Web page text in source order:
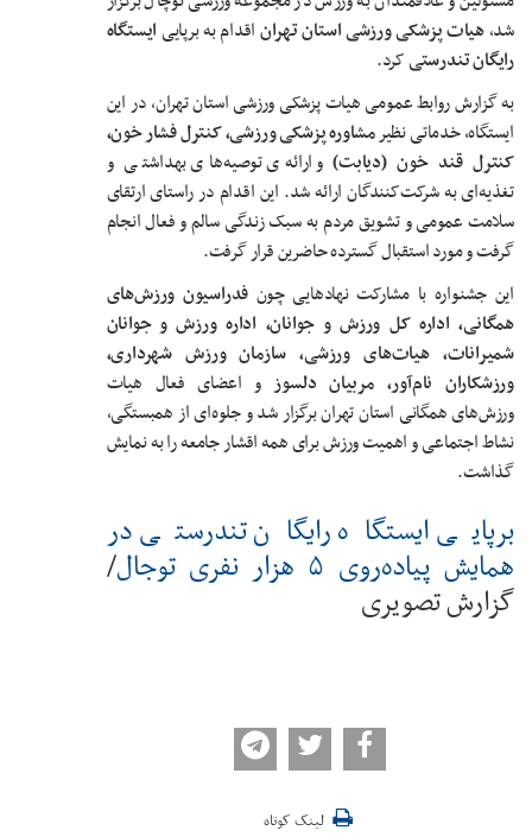
شد،هیات پزشکی ورزشی استان تهراناقدام به برپاییایستگاه
رایگان تندرستیکرد.
به گزارش روابط عمومی هیات پزشکی ورزشی استان تهران، در این
ایستگاه، خدماتی نظیرمشاوره پزشکی ورزشی، کنترل فشار خون،
کنترل قند خون (دیابت)و ارائه‌ی توصیه‌های بهداشتی و
تغذیه‌ای به شرکت‌کنندگان ارائه شد. این اقدام در راستای ارتقای
سلامت عمومی و تشویق مردم به سبک زندگی سالم و فعال انجام
گرفت و مورد استقبال گسترده حاضرین قرار گرفت.
این جشنواره با مشارکت نهادهایی چون فدراسیون ورزش‌های
همگانی، اداره کل ورزش و جوانان، اداره ورزش و جوانان
شمیرانات، هیات‌های ورزشی، سازمان ورزش شهرداری،
ورزشکاران نام‌آور، مربیان دلسوزو اعضای فعال هیات
ورزش‌های همگانی استان تهران برگزار شد و جلوه‌ای از همبستگی،
نشاط اجتماعی و اهمیت ورزش برای همه اقشار جامعه را به نمایش
گذاشت.
برپایی ایستگاه رایگان تندرستی در
همایش پیاده‌روی ۵ هزار نفری توجال /
گزارش تصویری
لینک کوتاه